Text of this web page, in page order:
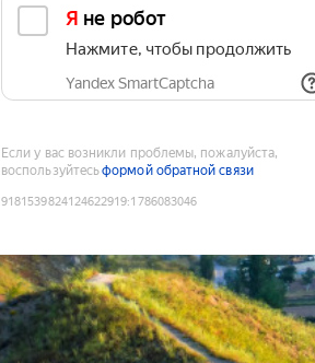
Я не робот
Нажмите, чтобы продолжить
Yandex SmartCaptcha
Если у вас возникли проблемы, пожалуйста,
воспользуйтесьформой обратной связи
9181539824124622919:1786083046